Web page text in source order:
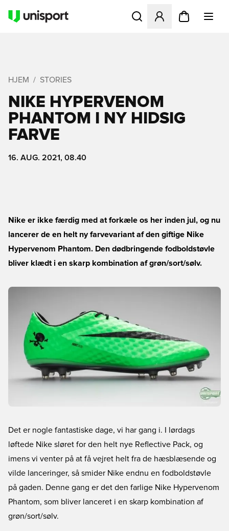
Åbner en Modal til at
HJEM STORIES
NIKE HYPERVENOM
PHANTOM I NY HIDSIG
FARVE
16. AUG. 2021, 08.40
Nike er ikke færdig med at forkæle os her inden jul, og nu
lancerer de en helt ny farvevariant af den giftige Nike
Hypervenom Phantom. Den dødbringende fodboldstøvle
bliver klædt i en skarp kombination af grøn/sort/sølv.
Det er nogle fantastiske dage, vi har gang i. I lørdags
løftede Nike sløret for den helt nye Reflective Pack, og
imens vi venter på at få vejret helt fra de hæsblæsende og
vilde lanceringer, så smider Nike endnu en fodboldstøvle
på gaden. Denne gang er det den farlige Nike Hypervenom
Phantom, som bliver lanceret i en skarp kombination af
grøn/sort/sølv.